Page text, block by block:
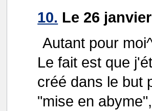
10. Le 26
Autant pour
Le fait est que
créé dans le but
"mise en